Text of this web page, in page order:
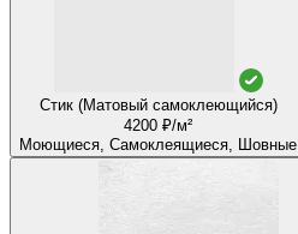
Стик (Матовый самоклеющийся)
4200 ₽/м²
Моющиеся, Самоклеящиеся, Шовные